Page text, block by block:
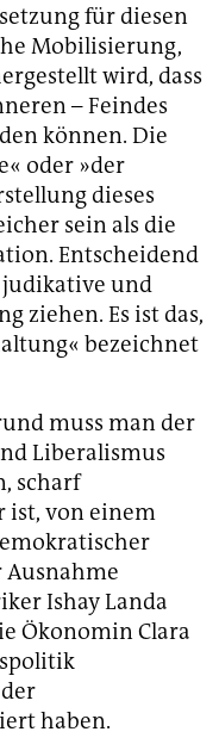
für diesen
Mobilisierung,
wird, dass
– Feindes
können. Die
oder »der
dieses
sein als die
Entscheidend
judikative und
ziehen. Es ist das,
bezeichnet
muss man der
Liberalismus
scharf
ist, von einem
Ishay Landa
Ökonomin Clara
haben.